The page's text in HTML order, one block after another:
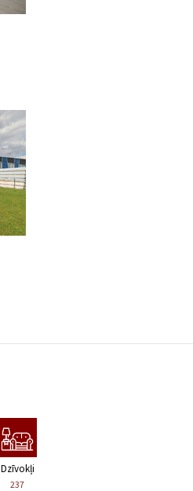
Dzīvokļi
237